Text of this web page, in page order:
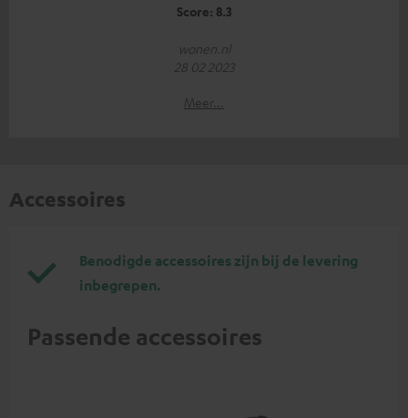
Score: 8.3
wonen.nl
28 02 2023
Meer...
Accessoires
Benodigde accessoires zijn bij de levering
inbegrepen.
Passende accessoires